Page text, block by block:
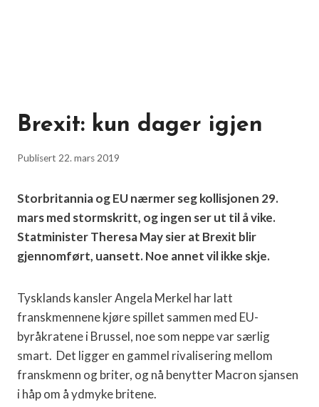
Brexit: kun dager igjen
Publisert 22. mars 2019
Storbritannia og EU nærmer seg kollisjonen 29.
mars med stormskritt, og ingen ser ut til å vike.
Statminister Theresa May sier at Brexit blir
gjennomført, uansett. Noe annet vil ikke skje.
Tysklands kansler Angela Merkel har latt
franskmennene kjøre spillet sammen med EU-
byråkratene i Brussel, noe som neppe var særlig
smart. Det ligger en gammel rivalisering mellom
franskmenn og briter, og nå benytter Macron sjansen
i håp om å ydmyke britene.